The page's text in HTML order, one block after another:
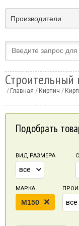
Производители
Главная Кирпич
Подобрать
ВИД РАЗМЕРА
все
МАРКА
M150 все